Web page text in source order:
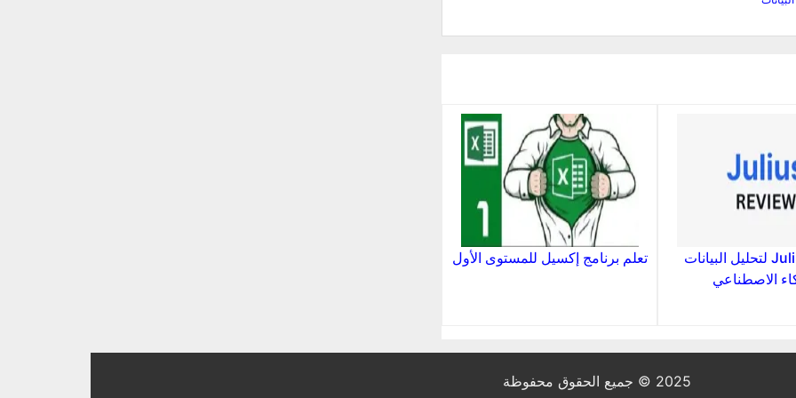
منصة Julius لتحليل البيانات
الاصطناعي
تعلم برنامج إكسيل للمستوى الأول
2025 © جميع الحقوق محفوظة